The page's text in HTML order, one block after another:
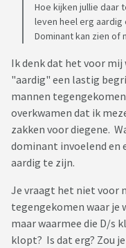
Hoe kijken jullie daar
leven heel erg
Dominant kan zien of
Ik denk dat het voor
"aardig" een lastig
mannen
overkwamen dat ik
zakken voor diegene.
dominant invoelend en
aardig te zijn.
Je vraagt het niet voor
tegengekomen waar je
maar waarmee die D/s
klopt? Is dat erg? Zou